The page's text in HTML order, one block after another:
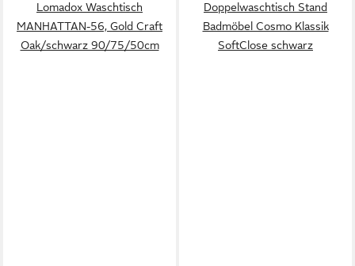
Lomadox Waschtisch
MANHATTAN-56, Gold Craft
Oak/schwarz 90/75/50cm
Doppelwaschtisch Stand
Badmöbel Cosmo Klassik
SoftClose schwarz